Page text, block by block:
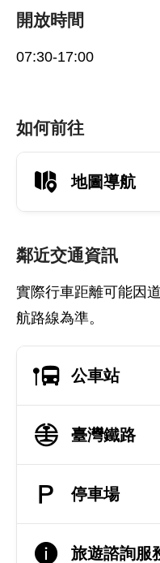
開放時間
07:30-17:00
如何前往
地圖導航
鄰近交通資訊
實際行車距離可能因
航路線為準。
公車站
臺灣鐵路
停車場
旅遊諮詢服